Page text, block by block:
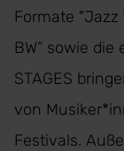
Formate "Jazz
BW“ sowie
STAGES
von
Festivals.